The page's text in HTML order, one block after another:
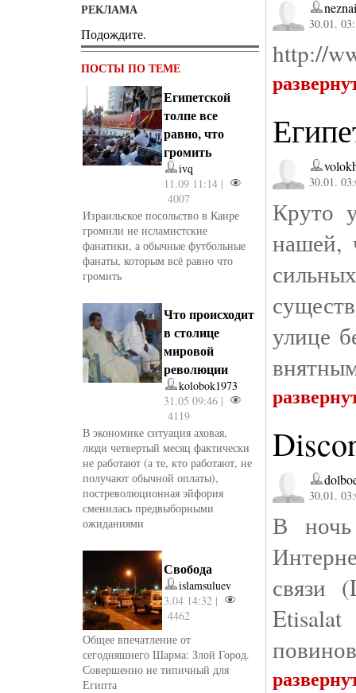
РЕКЛАМА
Подождите.
ПОСТЫ ПО ТЕМЕ
Египетской
толпе все
равно, что
громить
ivq
11.09 11:14 |
4007
Израильское посольство в Каире
громили не исламистские
фанатики, а обычные футбольные
фанаты, которым всё равно что
громить
Что происходит
в столице
мировой
революции
kolobok1973
31.05 09:46 |
4119
В экономике ситуация аховая,
люди четвертый месяц фактически
не работают (а те, кто работают, не
получают обычной оплаты),
постреволюционная эйфория
сменилась предвыборными
ожиданиями
Свобода
islamsuluev
3.04 14:32 |
4462
Общее впечатление от
сегодняшнего Шарма: Злой Город.
Совершенно не типичный для
Египта
30.01.
http://
30.01.
Круто
нашей,
улице
30.01.
В
связи